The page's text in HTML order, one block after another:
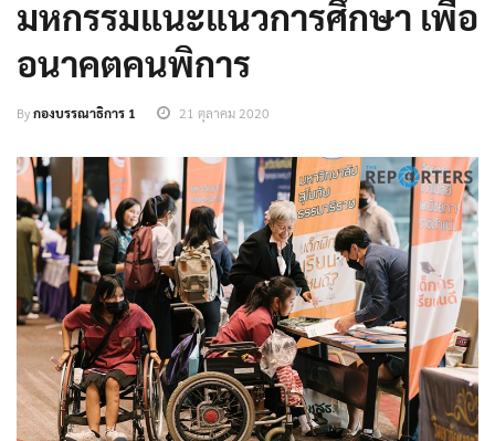
มหกรรมแนะแนวการศึกษา เพื่อ
อนาคตคนพิการ
Byกองบรรณาธิการ 1 21 ตุลาคม 2020